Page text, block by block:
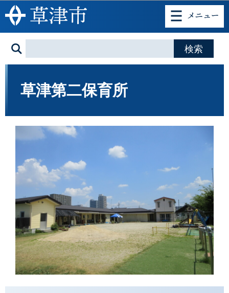
このページの本文へ移動
草津第二保育所